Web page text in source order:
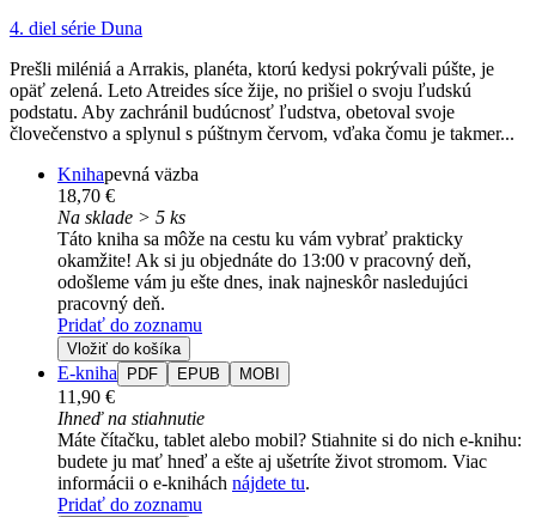
4. diel série Duna
Prešli miléniá a Arrakis, planéta, ktorú kedysi pokrývali púšte, je
opäť zelená. Leto Atreides síce žije, no prišiel o svoju ľudskú
podstatu. Aby zachránil budúcnosť ľudstva, obetoval svoje
človečenstvo a splynul s púštnym červom, vďaka čomu je takmer...
Knihapevná väzba
18,70 €
Na sklade > 5 ks
Táto kniha sa môže na cestu ku vám vybrať prakticky
okamžite! Ak si ju objednáte do 13:00 v pracovný deň,
odošleme vám ju ešte dnes, inak najneskôr nasledujúci
pracovný deň.
Pridať do zoznamu
Vložiť do košíka
E-kniha PDF EPUB MOBI
11,90 €
Ihneď na stiahnutie
Máte čítačku, tablet alebo mobil? Stiahnite si do nich e-knihu:
budete ju mať hneď a ešte aj ušetríte život stromom. Viac
informácii o e-knihách nájdete tu.
Pridať do zoznamu